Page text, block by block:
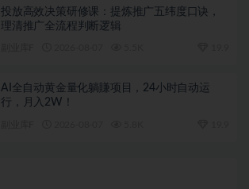
投放高效决策研修课：提炼推广五纬度口诀，
理清推广全流程判断逻辑
AI全自动黄金量化躺賺项目，24小时自动运
行，月入2W！